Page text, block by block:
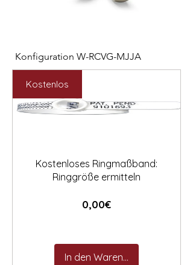
Konfiguration W-RCVG-MJJA
Preis
2.531,00 €
Preis
Kostenlos
Kostenloses Ringmaßband:
Ringgröße ermitteln
0,00€Preis
In den Warenkorb